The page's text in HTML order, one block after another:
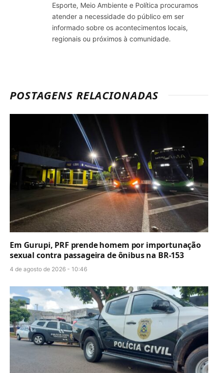
Esporte, Meio Ambiente e Política procuramos
atender a necessidade do público em ser
informado sobre os acontecimentos locais,
regionais ou próximos à comunidade.
POSTAGENS RELACIONADAS
Em Gurupi, PRF prende homem por importunação
sexual contra passageira de ônibus na BR-153
4 de agosto de 2026 - 10:46